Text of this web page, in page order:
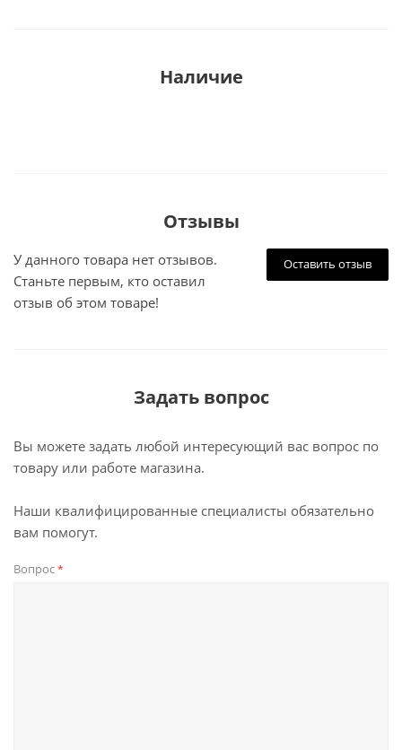
Наличие
Отзывы
Оставить отзыв
У данного товара нет отзывов.
Станьте первым, кто оставил
отзыв об этом товаре!
Задать вопрос
Вы можете задать любой интересующий вас вопрос по
товару или работе магазина.
Наши квалифицированные специалисты обязательно
вам помогут.
Вопрос*